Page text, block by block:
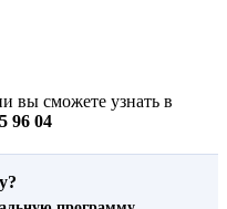
вы сможете узнать в
96 04